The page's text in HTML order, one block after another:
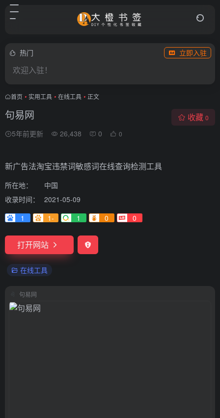
热门 立即入驻
欢迎入驻！
首页 • 实用工具 • 在线工具 • 正文
句易网
5年前更新 26,438 0 0
收藏 0
新广告法淘宝违禁词敏感词在线查询检测工具
所在地：
中国
收录时间：
2021-05-09
1
1- 1 0 0
打开网站
在线工具
句易网